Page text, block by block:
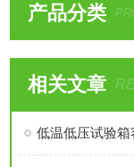
产品分类
相关文章
低温低压试验箱